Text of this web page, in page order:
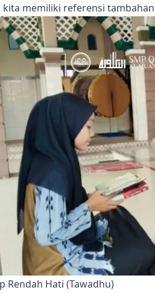
kita memiliki referensi
Rendah Hati (Tawadhu)